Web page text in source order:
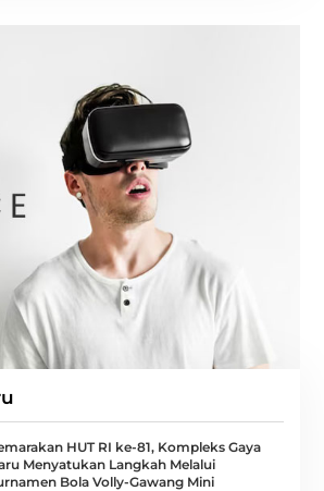
HUT RI ke-81, Kompleks Gaya
Menyatukan Langkah Melalui
Bola Volly-Gawang Mini